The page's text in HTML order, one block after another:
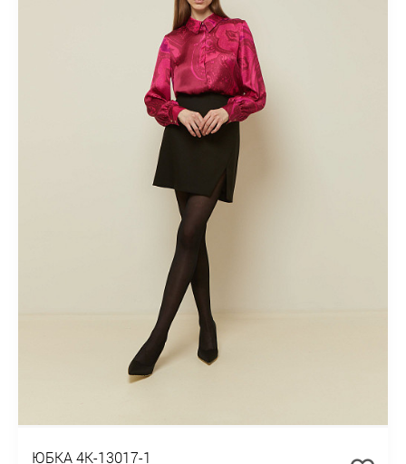
ЮБКА 4К-13017-1